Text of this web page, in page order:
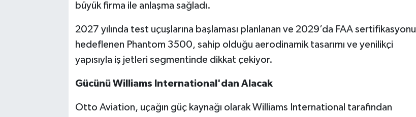
büyük firma ile anlaşma sağladı.
2027 yılında test uçuşlarına başlaması planlanan ve 2029’da FAA sertifikasyonu
hedeflenen Phantom 3500, sahip olduğu aerodinamik tasarımı ve yenilikçi
yapısıyla iş jetleri segmentinde dikkat çekiyor.
Gücünü Williams International'dan Alacak
Otto Aviation, uçağın güç kaynağı olarak Williams International tarafından